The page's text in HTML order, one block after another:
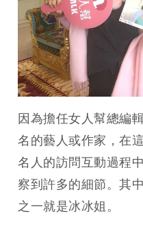
因為擔任女人幫總編
名的藝人或作家，在
名人的訪問互動過程
察到許多的細節。其
之一就是冰冰姐。